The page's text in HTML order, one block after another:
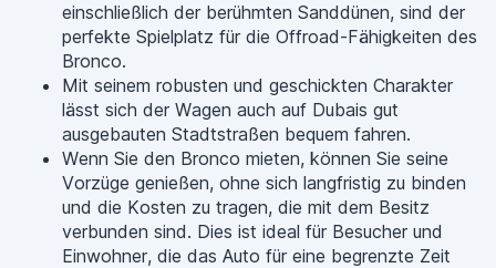
einschließlich der berühmten Sanddünen, sind der
perfekte Spielplatz für die Offroad-Fähigkeiten des
Bronco.
Mit seinem robusten und geschickten Charakter
lässt sich der Wagen auch auf Dubais gut
ausgebauten Stadtstraßen bequem fahren.
Wenn Sie den Bronco mieten, können Sie seine
Vorzüge genießen, ohne sich langfristig zu binden
und die Kosten zu tragen, die mit dem Besitz
verbunden sind. Dies ist ideal für Besucher und
Einwohner, die das Auto für eine begrenzte Zeit